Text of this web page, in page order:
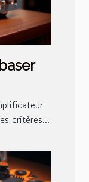
critères...